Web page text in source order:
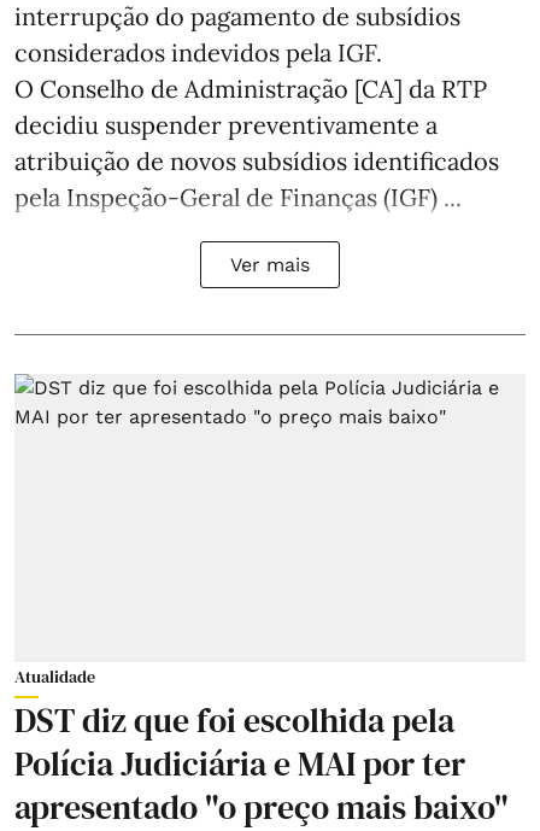
interrupção do pagamento de subsídios
considerados indevidos pela IGF.
O Conselho de Administração [CA] da RTP
decidiu suspender preventivamente a
atribuição de novos subsídios identificados
pela Inspeção-Geral de Finanças (IGF) ...
Ver mais
Atualidade
DST diz que foi escolhida pela
Polícia Judiciária e MAI por ter
apresentado "o preço mais baixo"